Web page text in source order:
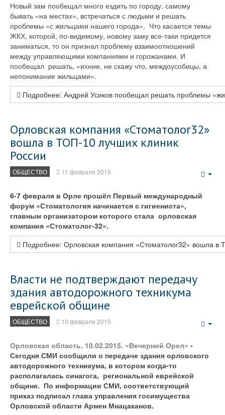
Новый зам пообещал много ездить по городу, самому
бывать «на местах», встречаться с людьми и решать
проблемы «с жильцами нашего города». Что касается темы
ЖКХ, которой, по-видимому, новому заму все-таки придется
заниматься, то он признал проблему взаимоотношений
между управляющими компаниями и горожанами. И
пообещал решать, «ихние, не скажу что, междоусобицы, а
непонимание жильцами».
Подробнее: Андрей Усиков пообещал решать проблемы
Орловская компания «Стоматолог32»
вошла в ТОП-10 лучших клиник
России
ОБЩЕСТВО 11 февраля 2015
6-7 февраля в Орле прошёл Первый международный
форум «Стоматология начинается с гигиениста»,
главным организатором которого стала орловская
компания «Стоматолог-32».
Подробнее: Орловская компания «Стоматолог32» вошла в
Власти не подтверждают передачу
здания автодорожного техникума
еврейской общине
ОБЩЕСТВО 10 февраля 2015
Орловская область. 10.02.2015. «Вечерний Орел» -
Сегодня СМИ сообщили о передаче здания орловского
автодорожного техникума, в котором когда-то
располагалась синагога, региональной еврейской
общине. По информации СМИ, соответствующий
приказ подписал глава управления госимущества
Орловской области Армен Мнацаканов.